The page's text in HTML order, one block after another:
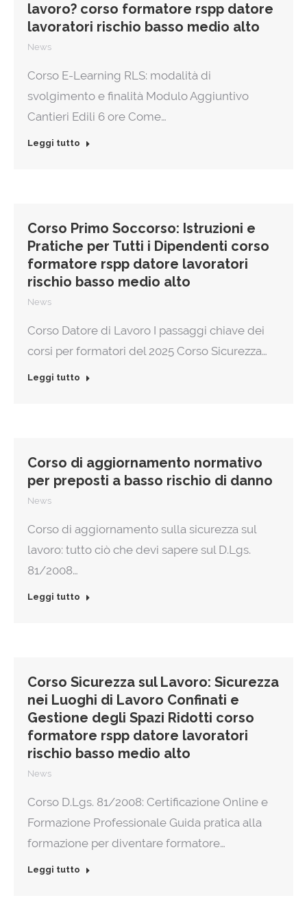
lavoro? corso formatore rspp datore
lavoratori rischio basso medio alto
News
Corso E-Learning RLS: modalità di
svolgimento e finalità Modulo Aggiuntivo
Cantieri Edili 6 ore Come…
Leggi tutto
Corso Primo Soccorso: Istruzioni e
Pratiche per Tutti i Dipendenti corso
formatore rspp datore lavoratori
rischio basso medio alto
News
Corso Datore di Lavoro I passaggi chiave dei
corsi per formatori del 2025 Corso Sicurezza…
Leggi tutto
Corso di aggiornamento normativo
per preposti a basso rischio di danno
News
Corso di aggiornamento sulla sicurezza sul
lavoro: tutto ciò che devi sapere sul D.Lgs.
81/2008…
Leggi tutto
Corso Sicurezza sul Lavoro: Sicurezza
nei Luoghi di Lavoro Confinati e
Gestione degli Spazi Ridotti corso
formatore rspp datore lavoratori
rischio basso medio alto
News
Corso D.Lgs. 81/2008: Certificazione Online e
Formazione Professionale Guida pratica alla
formazione per diventare formatore…
Leggi tutto